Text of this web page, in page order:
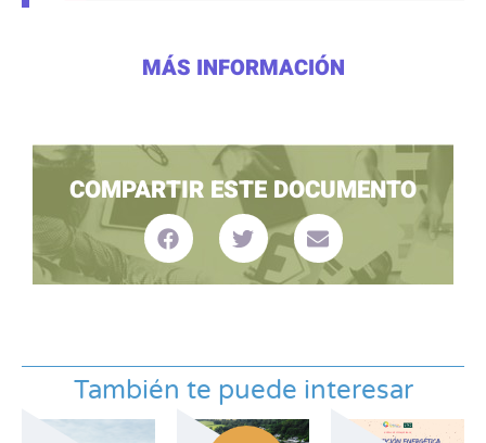
MÁS INFORMACIÓN
COMPARTIR ESTE DOCUMENTO
También te puede interesar